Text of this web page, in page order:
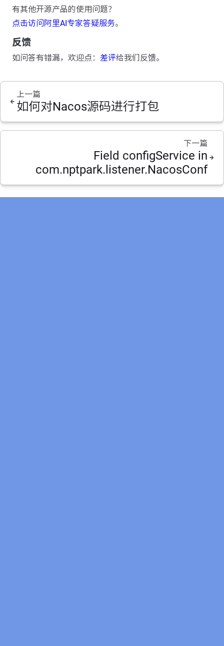
有其他开源产品的使用问题？
点击访问阿里AI专家答疑服务。
反馈
如问答有错漏，欢迎点： 差评给我们反馈。
上一篇
如何对Nacos源码进行打包
下一篇
Field configService in
com.nptpark.listener.NacosConf